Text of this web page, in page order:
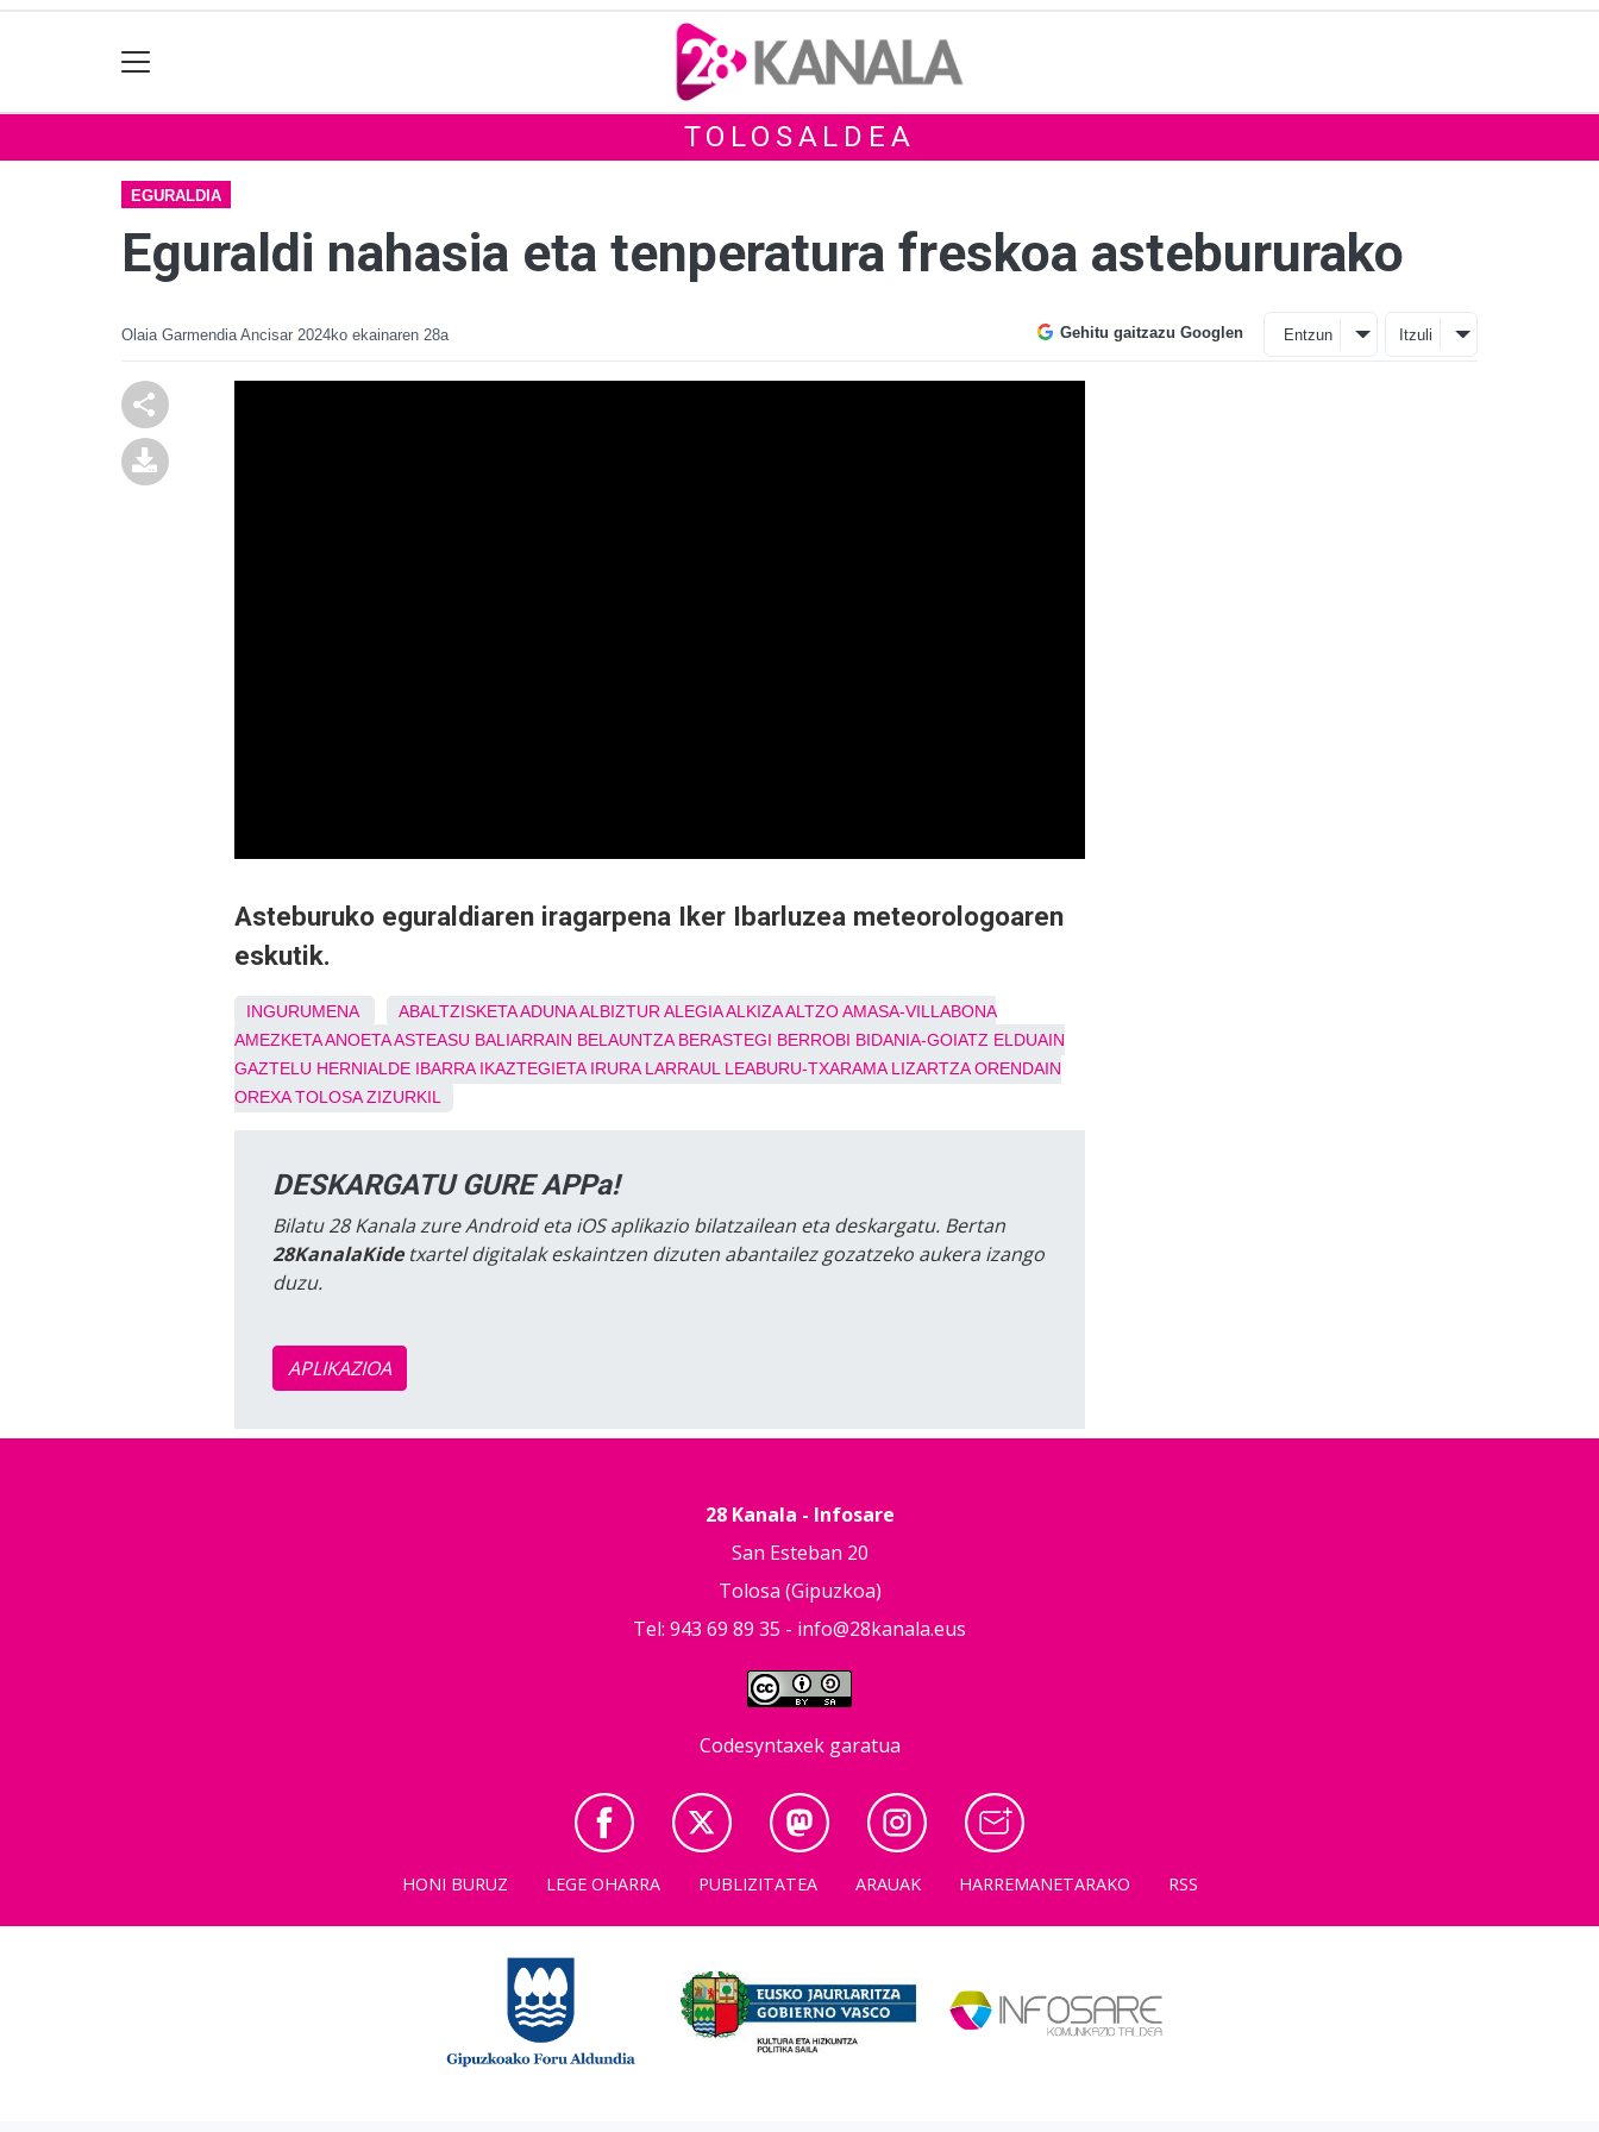
TOLOSALDEA
EGURALDIA
Eguraldi nahasia eta tenperatura freskoa astebururako
Olaia Garmendia Ancisar 2024ko ekainaren 28a Gehitu gaitzazu Googlen Entzun Itzuli
Asteburuko eguraldiaren iragarpena Iker Ibarluzea meteorologoaren
eskutik.
INGURUMENA ABALTZISKETAADUNAALBIZTUR ALEGIAALKIZAALTZOAMASA-VILLABONA
AMEZKETAANOETAASTEASU BALIARRAIN BELAUNTZA BERASTEGI BERROBI BIDANIA-GOIATZ ELDUAIN
GAZTELU HERNIALDE IBARRA IKAZTEGIETA IRURA LARRAUL LEABURU-TXARAMA LIZARTZA ORENDAIN
OREXA TOLOSA ZIZURKIL
DESKARGATU GURE APPa!
Bilatu 28 Kanala zure Android eta iOS aplikazio bilatzailean eta deskargatu. Bertan
28KanalaKidetxartel digitalak eskaintzen dizuten abantailez gozatzeko aukera izango
duzu.
APLIKAZIOA
28 Kanala - Infosare
San Esteban 20
Tolosa (Gipuzkoa)
Tel: 943 69 89 35 - info@28kanala.eus
Codesyntaxek garatua
HONI BURUZ LEGE OHARRA PUBLIZITATEA ARAUAK HARREMANETARAKO RSS